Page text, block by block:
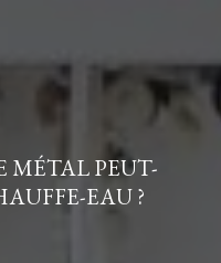
MÉTAL PEUT-
EAU ?